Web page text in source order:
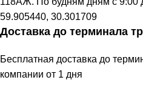
59.905440, 30.301709
Доставка до терминала
Бесплатная доставка до
компании от 1 дня